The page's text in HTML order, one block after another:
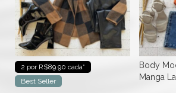
2 por R$89.90 cada*
Best Seller
Body
Manga